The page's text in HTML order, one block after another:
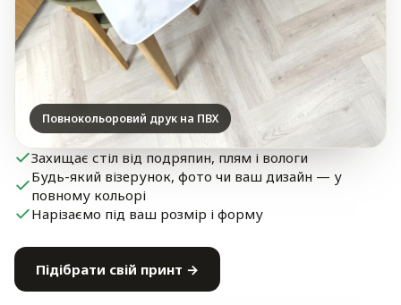
Повнокольоровий друк на ПВХ
Захищає стіл від подряпин, плям і вологи
Будь-який візерунок, фото чи ваш дизайн — у
повному кольорі
Нарізаємо під ваш розмір і форму
Підібрати свій принт →